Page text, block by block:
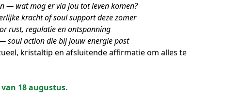
— wat mag er via jou tot leven komen?
kracht of soul support deze zomer
rust, regulatie en ontspanning
soul action die bij jouw energie past
kristaltip en afsluitende affirmatie om alles te
18 augustus.